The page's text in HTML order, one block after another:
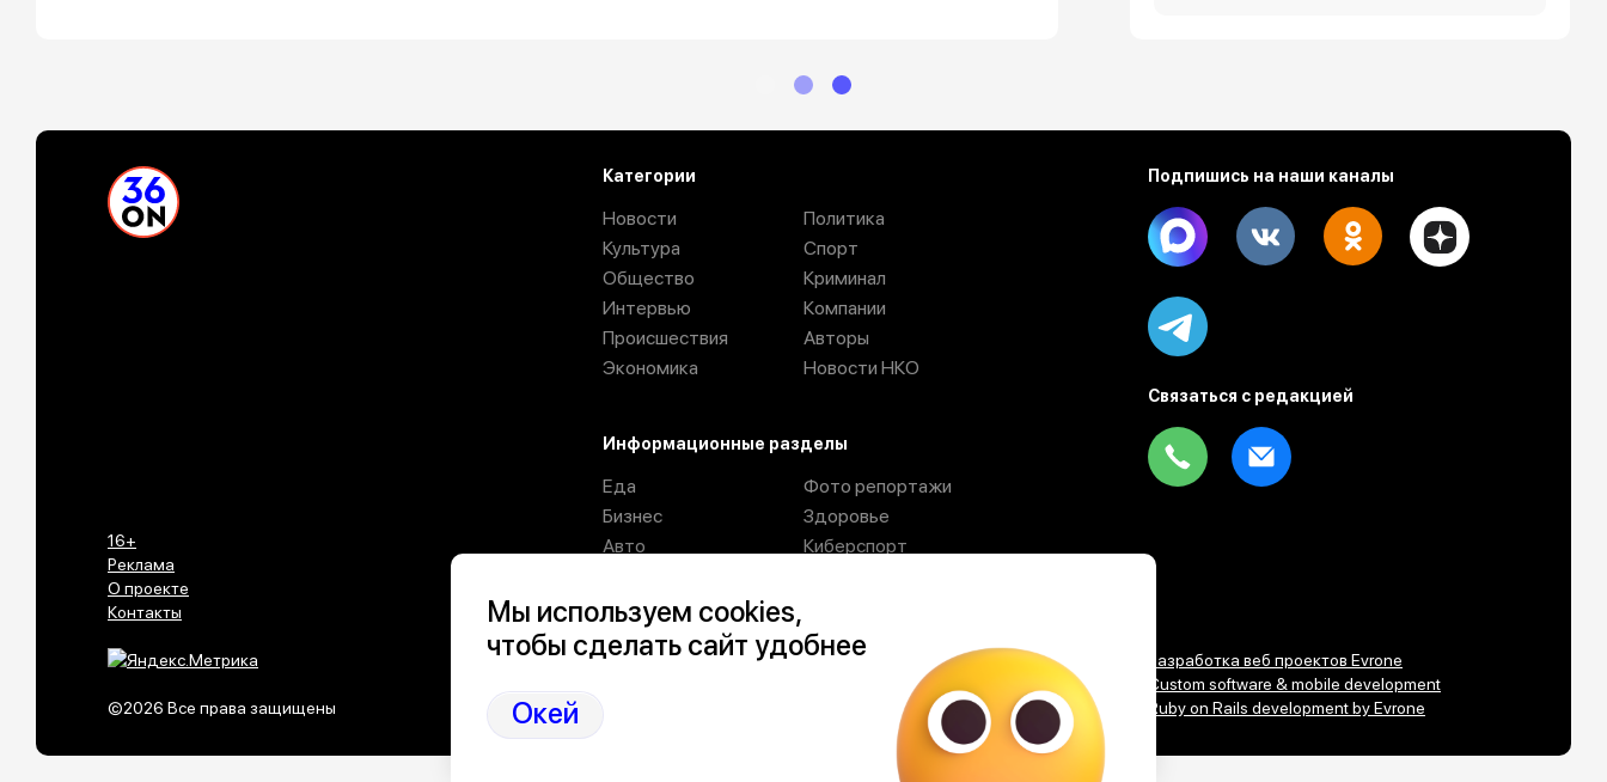
16+
Реклама
О проекте
Контакты
©2026 Все права защищены
Категории
Новости
Культура
Общество
Интервью
Происшествия
Экономика
Политика
Спорт
Криминал
Компании
Авторы
Новости НКО
Информационные разделы
Еда
Бизнес
Авто
Отдых
Фото репортажи
Здоровье
Киберспорт
Подпишись на наши каналы
Max
Связаться с редакцией
Разработка веб проектов Evrone
Custom software & mobile development
Ruby on Rails development by Evrone
Мы используем cookies,
чтобы сделать сайт удобнее
Окей